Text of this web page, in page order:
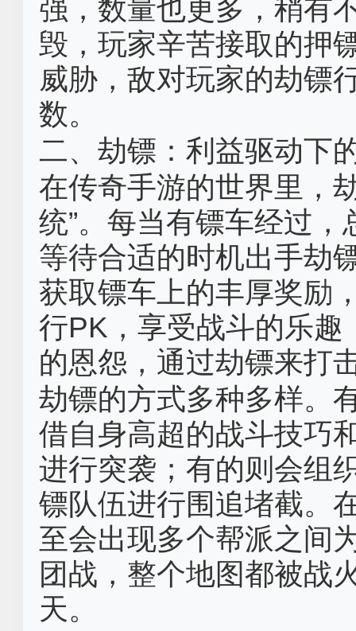
强，数量也更多，稍有
毁，玩家辛苦接取的押
威胁，敌对玩家的劫镖
数。
二、劫镖：利益驱动下
在传奇手游的世界里，
统”。每当有镖车经过
等待合适的时机出手劫
获取镖车上的丰厚奖励
行PK，享受战斗的乐
的恩怨，通过劫镖来打
劫镖的方式多种多样。
借自身高超的战斗技巧
进行突袭；有的则会组
镖队伍进行围追堵截。
至会出现多个帮派之间
团战，整个地图都被战
天。